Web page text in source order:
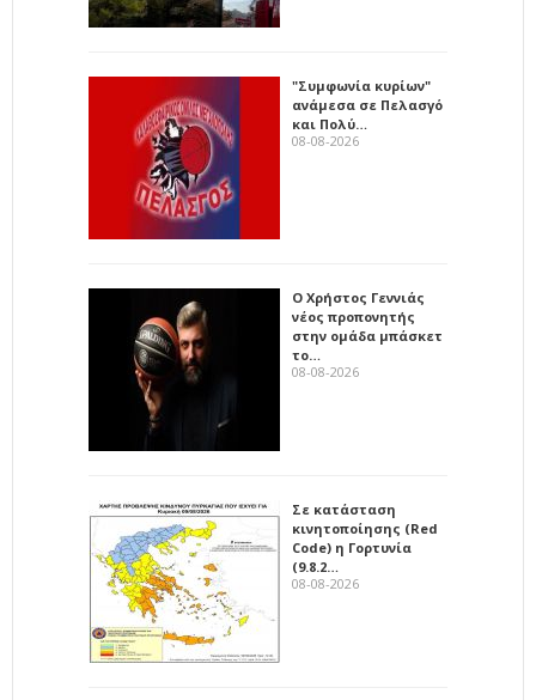
"Συμφωνία κυρίων"
ανάμεσα σε Πελασγό
και Πολύ…
08-08-2026
Ο Χρήστος Γεννιάς
νέος προπονητής
στην ομάδα μπάσκετ
το…
08-08-2026
Σε κατάσταση
κινητοποίησης (Red
Code) η Γορτυνία
(9.8.2…
08-08-2026